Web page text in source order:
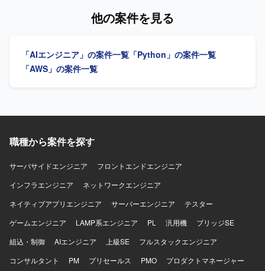
ウを蓄積できる環境です。 【開発環境】 Pythonを用いたバ
リを活用した開発を行います。
トエンドとバックエンドを横断して設計・実装を担いなが
業内容】 AI音声プロダクトにおけるフロントエンドおよび
バックエンドの設計・開発・運用を行っていただきます。
る不具合や技術課題の調査、原因分析、恒久的な改善に取
値を踏まえた技術課題と開発優先順位の整理、プロダクト
マネージャーやプロジェクトマネージャーとの要件整理・
仕様検討、アーキテクチャ設計や技術選定、リファクタリ
ング方針の策定を行っていただきます。さらに、コードレ
ビューや設計レビューによる開発品質の向上、開発プロセ
ンバーへの技術的な支援やナレッジ共有を通じてチーム開
発をリードしていただきます。 【求める人物像】 マネジメ
ードできる方を求めています。フロントエンドとバックエ
ンドの領域を限定せず、プロダクト全体の課題に向き合え
る方が望ましいです。技術的な理想だけでなく、顧客価値
他の案件を見る
「AIエンジニア」の案件一覧 「Python」の案件一覧
「AWS」の案件一覧
職種から案件を探す
サーバサイドエンジニア
フロントエンドエンジニア
インフラエンジニア
ネットワークエンジニア
ネイティブアプリエンジニア
サーバーエンジニア
テスター
ゲームエンジニア
LAMP系エンジニア PL 汎用機
ブリッジSE
組込・制御
AIエンジニア 上級SE
フルスタックエンジニア
コンサルタント
PM プリセールス PMO
プロダクトマネージャー